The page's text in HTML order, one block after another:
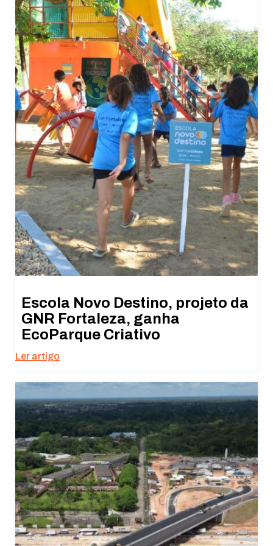
Escola Novo Destino, projeto da
GNR Fortaleza, ganha
EcoParque Criativo
Ler artigo
Necessário
Esses cookies
não são
opcionais. São
necessários
para o
funcionamento
do site.